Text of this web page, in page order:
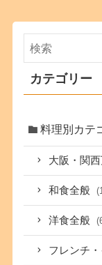
カテゴリー
料理別カテ
大阪・関
和食全般
洋食全般
フレンチ